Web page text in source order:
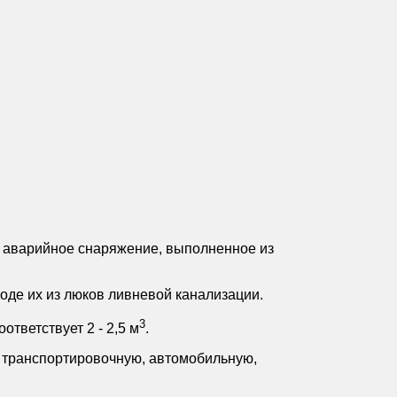
снаряжение, выполненное из
их из люков ливневой канализации.
2 - 2,5 м3.
автомобильную,